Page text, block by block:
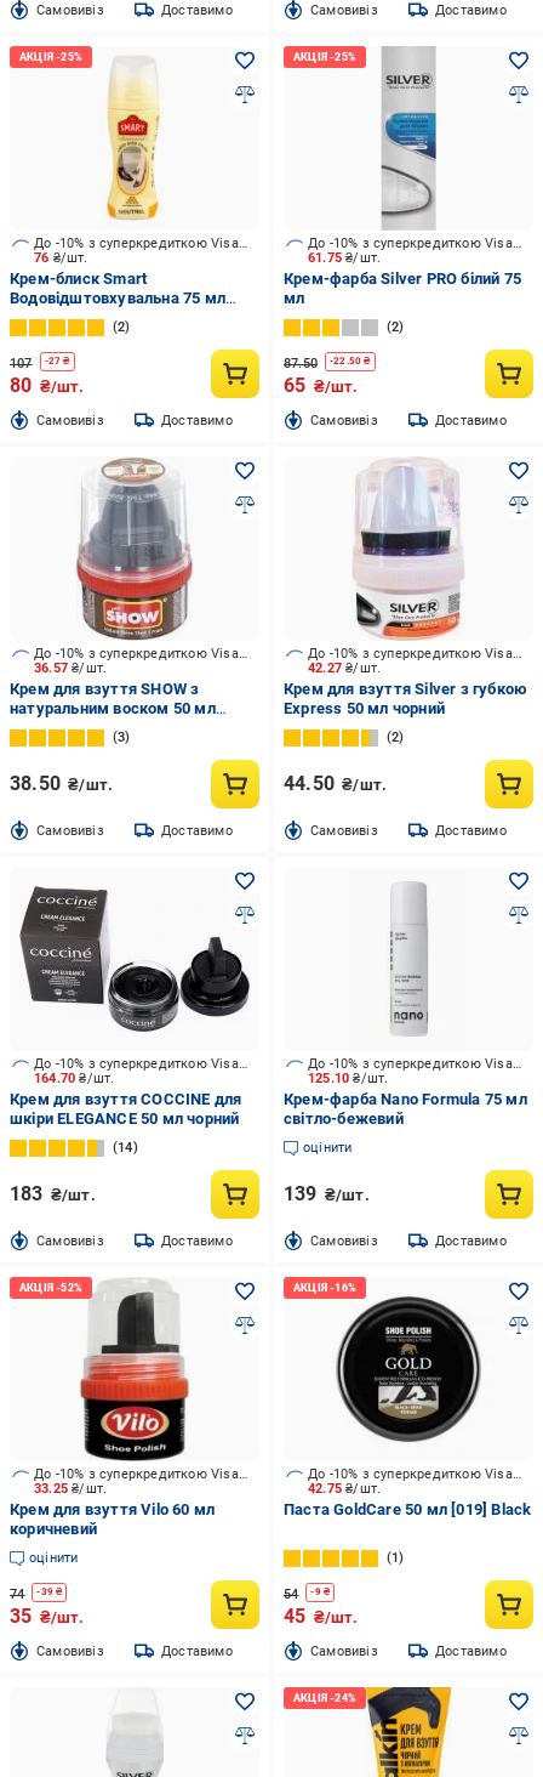
Cамовивіз Доставимо Cамовивіз Доставимо
76 ₴/шт.
До -10% з суперкредиткою Visa Вигода
Крем-блиск Smart
Водовідштовхувальна 75 мл
безбарвний
2
107 -27 ₴
80 ₴/шт.
Cамовивіз Доставимо
61.75₴/шт.
До -10% з суперкредиткою Visa Вигода
Крем-фарба Silver PRO білий 75
мл
2
87.50 -22.50 ₴
65 ₴/шт.
Cамовивіз Доставимо
36.57₴/шт.
До -10% з суперкредиткою Visa Вигода
Крем для взуття SHOW з
натуральним воском 50 мл
коричневий
3
38.50 ₴/шт.
Cамовивіз Доставимо
42.27₴/шт.
До -10% з суперкредиткою Visa Вигода
Крем для взуття Silver з губкою
Express 50 мл чорний
2
44.50 ₴/шт.
Cамовивіз Доставимо
164.70₴/шт.
До -10% з суперкредиткою Visa Вигода
Крем для взуття COCCINE для
шкіри ELEGANCE 50 мл чорний
14
183 ₴/шт.
Cамовивіз Доставимо
125.10₴/шт.
До -10% з суперкредиткою Visa Вигода
Крем-фарба Nano Formula 75 мл
світло-бежевий
оцінити
139 ₴/шт.
Cамовивіз Доставимо
33.25₴/шт.
До -10% з суперкредиткою Visa Вигода
Крем для взуття Vilo 60 мл
коричневий
оцінити
74 -39 ₴
35 ₴/шт.
Cамовивіз Доставимо
42.75₴/шт.
До -10% з суперкредиткою Visa Вигода
Паста GoldCare 50 мл [019] Black
1
54 -9₴
45 ₴/шт.
Cамовивіз Доставимо